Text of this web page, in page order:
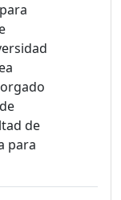
de
para